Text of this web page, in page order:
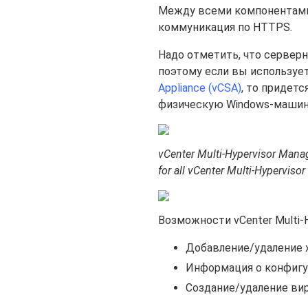
Между всеми
коммуникация по HTTPS.
Надо отметить, что
поэтому если вы
Appliance (vCSA), то
физическую Windows-
vCenter Multi-Hypervisor
for all vCenter Multi-
Возможности vCenter Multi-
Добавление/удаление
Информация о
Создание/удаление